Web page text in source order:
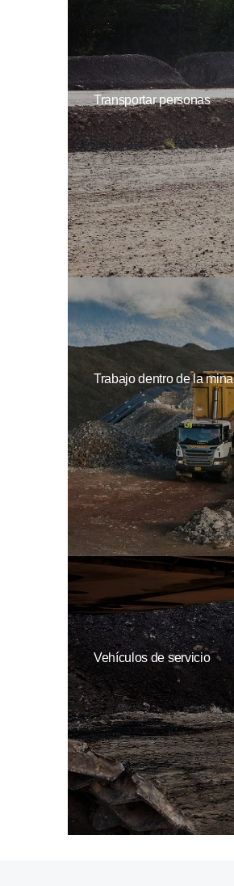
Transportar personas
Trabajo dentro de la mina
Vehículos de servicio